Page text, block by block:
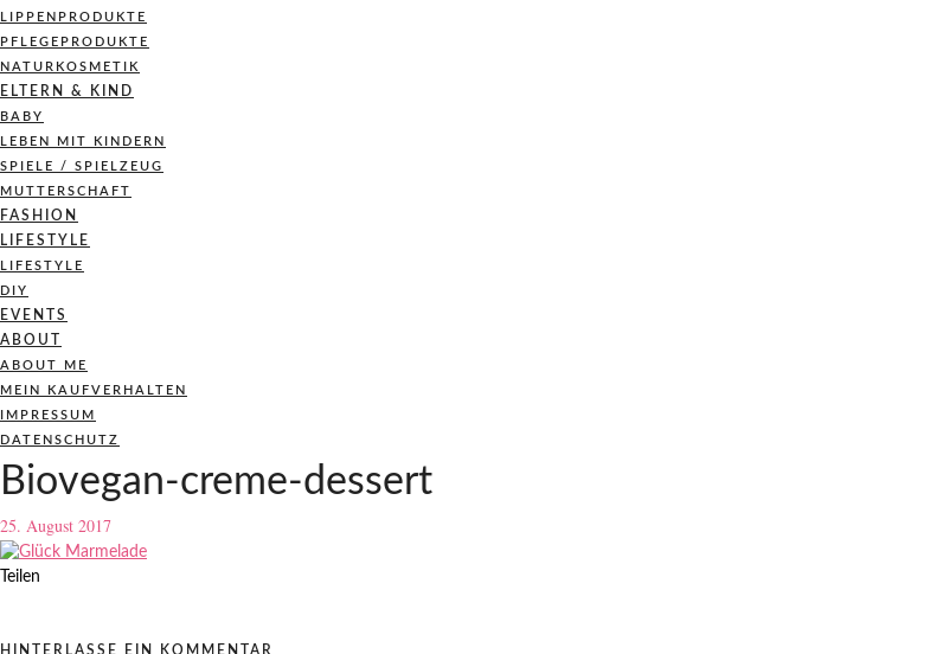
LIPPENPRODUKTE
PFLEGEPRODUKTE
NATURKOSMETIK
ELTERN & KIND
BABY
LEBEN MIT KINDERN
SPIELE / SPIELZEUG
MUTTERSCHAFT
FASHION
LIFESTYLE
LIFESTYLE
DIY
EVENTS
ABOUT
ABOUT ME
MEIN KAUFVERHALTEN
IMPRESSUM
DATENSCHUTZ
Biovegan-creme-dessert
25. August 2017
Teilen
HINTERLASSE EIN KOMMENTAR